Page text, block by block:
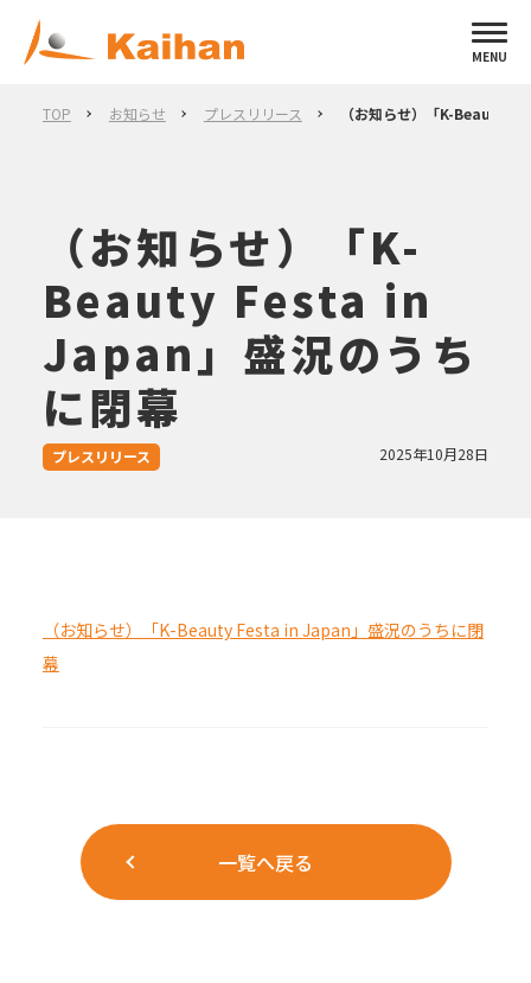
MENU
TOP お知らせ プレスリリース （お知らせ）「K-Beauty
（お知らせ）「K-
Beauty Festa in
Japan」盛況のうち
に閉幕
プレスリリース 2025年10月28日
（お知らせ）「K-Beauty Festa in Japan」盛況のうちに閉
幕
一覧へ戻る